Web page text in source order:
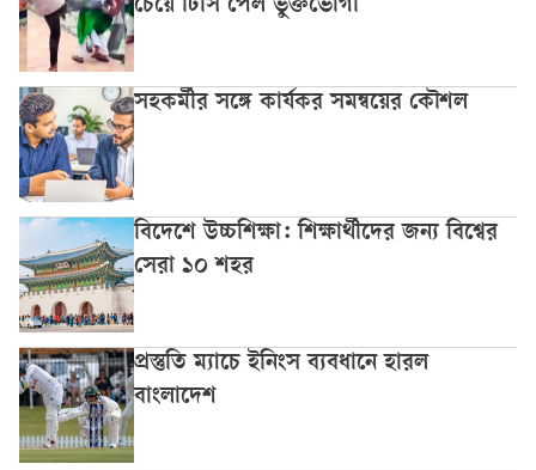
চেয়ে টিসি পেল ভুক্তভোগী
সহকর্মীর সঙ্গে কার্যকর সমন্বয়ের কৌশল
বিদেশে উচ্চশিক্ষা: শিক্ষার্থীদের জন্য বিশ্বের
সেরা ১০ শহর
প্রস্তুতি ম্যাচে ইনিংস ব্যবধানে হারল
বাংলাদেশ